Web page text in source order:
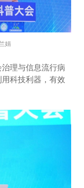
娟
理与信息流行病
科技利器，有效